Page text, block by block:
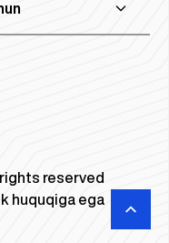
reserved
huquqiga ega